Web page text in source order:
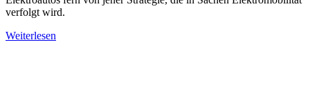
verfolgt wird.
Weiterlesen